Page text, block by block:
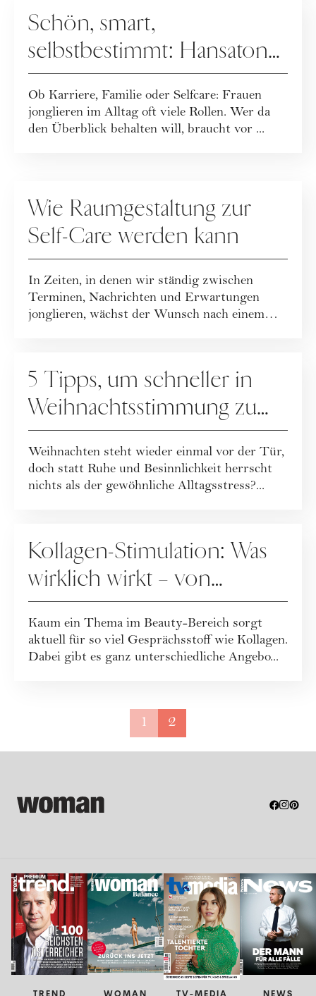
Schön, smart,
selbstbestimmt: Hansaton
zeigt, dass Hörgeräte
Lifestyle sein können
Ob Karriere, Familie oder Selfcare: Frauen
jonglieren im Alltag oft viele Rollen. Wer da
den Überblick behalten will, braucht vor ...
Wie Raumgestaltung zur
Self-Care werden kann
In Zeiten, in denen wir ständig zwischen
Terminen, Nachrichten und Erwartungen
jonglieren, wächst der Wunsch nach einem
5 Tipps, um schneller in
Weihnachtsstimmung zu
kommen
Weihnachten steht wieder einmal vor der Tür,
doch statt Ruhe und Besinnlichkeit herrscht
nichts als der gewöhnliche Alltagsstress?...
Kollagen-Stimulation: Was
wirklich wirkt – von
Nahrungsergänzung bis
Ultherapy®
Kaum ein Thema im Beauty-Bereich sorgt
aktuell für so viel Gesprächsstoff wie Kollagen.
Dabei gibt es ganz unterschiedliche Angebo...
1 2
TREND WOMAN TV-MEDIA NEWS